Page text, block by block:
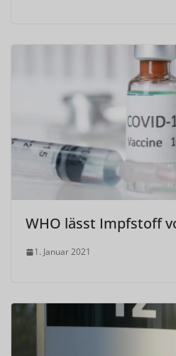
WHO lässt Impfstoff
1. Januar 2021